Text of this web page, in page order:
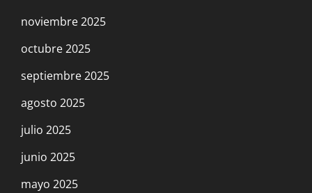
noviembre 2025
octubre 2025
septiembre 2025
agosto 2025
julio 2025
junio 2025
mayo 2025